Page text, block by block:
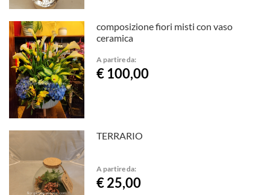
composizione fiori misti con vaso
ceramica
A partire da:
€ 100,00
TERRARIO
A partire da:
€ 25,00